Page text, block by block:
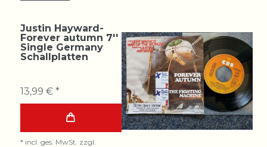
Justin Hayward-
Forever autumn 7''
Single Germany
Schallplatten
13,99 € *
* incl. ges. MwSt. zzgl.